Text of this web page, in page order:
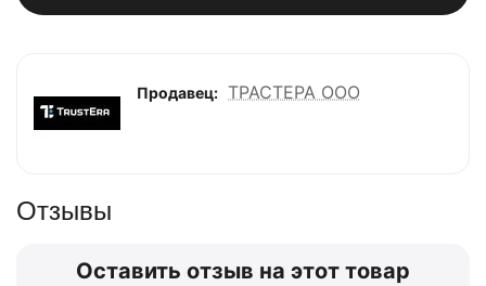
Продавец: ТРАСТЕРА ООО
Отзывы
Оставить отзыв на этот товар